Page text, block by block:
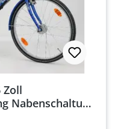
Zoll
Nabenschaltung